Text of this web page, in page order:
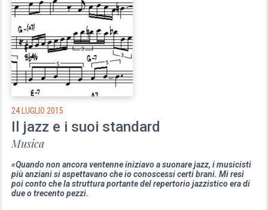
24 LUGLIO 2015
Il jazz e i suoi standard
Musica
«Quando non ancora ventenne iniziavo a suonare jazz, i musicisti
più anziani si aspettavano che io conoscessi certi brani. Mi resi
poi conto che la struttura portante del repertorio jazzistico era di
due o trecento pezzi.